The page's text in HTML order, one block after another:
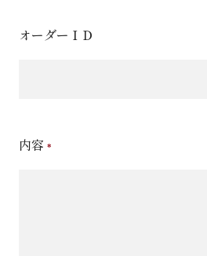
オーダーＩＤ
内容